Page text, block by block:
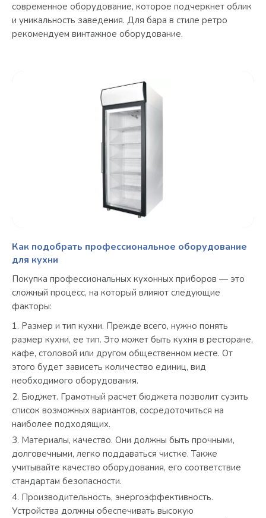
современное оборудование, которое подчеркнет облик
и уникальность заведения. Для бара в стиле ретро
рекомендуем винтажное оборудование.
Как подобрать профессиональное оборудование
для кухни
Покупка профессиональных кухонных приборов — это
сложный процесс, на который влияют следующие
факторы:
Размер и тип кухни. Прежде всего, нужно понять
размер кухни, ее тип. Это может быть кухня в ресторане,
кафе, столовой или другом общественном месте. От
этого будет зависеть количество единиц, вид
необходимого оборудования.
Бюджет. Грамотный расчет бюджета позволит сузить
список возможных вариантов, сосредоточиться на
наиболее подходящих.
Материалы, качество. Они должны быть прочными,
долговечными, легко поддаваться чистке. Также
учитывайте качество оборудования, его соответствие
стандартам безопасности.
Производительность, энергоэффективность.
Устройства должны обеспечивать высокую